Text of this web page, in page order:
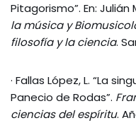
Pitagorismo”. En:
la música y
filosofía y la ciencia.
· Fallas López, L. “La
Panecio de Rodas”.
ciencias del espíritu.